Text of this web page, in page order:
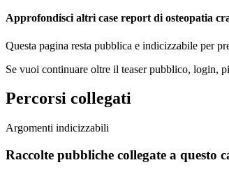
Approfondisci altri case report di osteopatia
Questa pagina resta pubblica e indicizzabile per
Se vuoi continuare oltre il teaser pubblico, login,
Percorsi collegati
Argomenti indicizzabili
Raccolte pubbliche collegate a questo